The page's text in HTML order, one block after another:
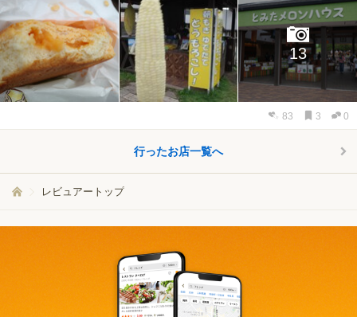
13
83 3 0
行ったお店一覧へ
レビュアートップ